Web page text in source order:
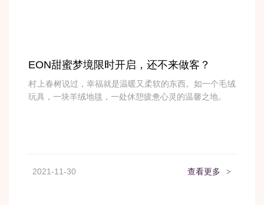
EON甜蜜梦境限时开启，还不来做客？
村上春树说过，幸福就是温暖又柔软的东西。如一个毛绒
玩具，一块羊绒地毯，一处休憩疲惫心灵的温馨之地。
2021-11-30 查看更多 >